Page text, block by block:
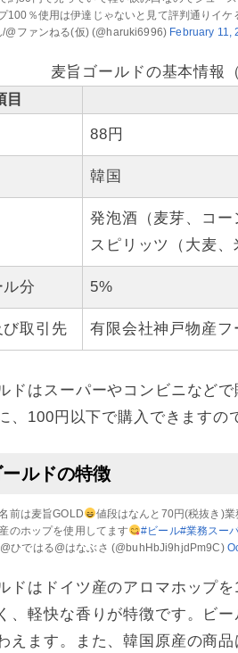
100％使用は伊達じゃないと見て評判通りイケ
@ファンねる(仮) (@haruki6996) February 11,
麦旨ゴールドの基本情報
目
88円
韓国
発泡酒（麦芽、コー
スピリッツ（大麦
分 5%
取引先 有限会社神戸物産フ
ドはスーパーやコンビニなど
、100円以下で購入できますの
ルドの特徴
前は麦旨GOLD 値段はなんと70円(税抜き)
産のホップを使用してます #ビール#業務スー
ひではる@はなぶさ (@buhHbJi9hjdPm9C)
ドはドイツ産のアロマホップ
、軽快な香りが特徴です。ビ
えます。また、韓国原産の商品